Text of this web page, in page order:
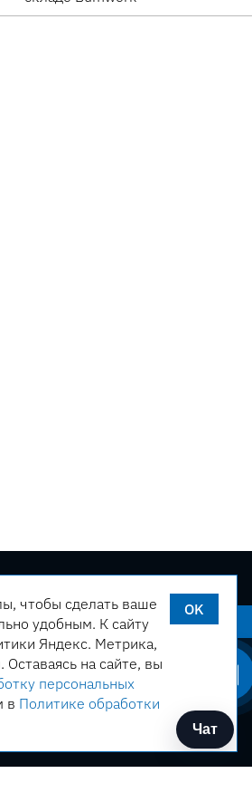
Оставить заявку
чтобы сделать ваше
удобным. К cайту
Яндекс. Метрика,
на сайте, вы
персональных
в Политике обработки
OK
Чат